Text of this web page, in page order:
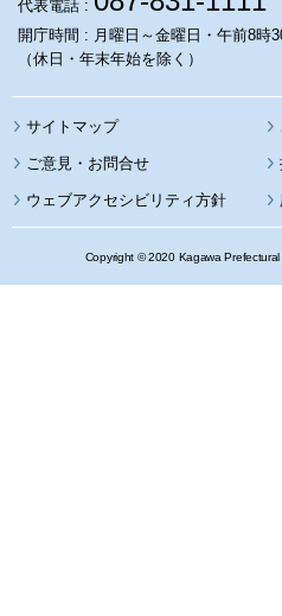
代表電話 :
開庁時間 : 月曜日～金曜日・午前8時
（休日・年末年始を除く）
サイトマップ
ウェブアクセシビリティ方針
Copyright © 2020 Kagawa